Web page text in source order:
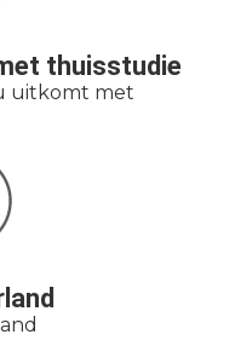
thuisstudie
uitkomt met